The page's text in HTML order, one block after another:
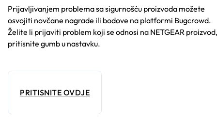
Prijavljivanjem problema sa sigurnošću proizvoda možete
osvojiti novčane nagrade ili bodove na platformi Bugcrowd.
Želite li prijaviti problem koji se odnosi na NETGEAR proizvod,
pritisnite gumb u nastavku.
PRITISNITE OVDJE